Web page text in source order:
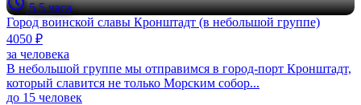
5.5 часа
Город воинской славы Кронштадт (в небольшой группе)
4050 ₽
за человека
В небольшой группе мы отправимся в город-порт Кронштадт,
который славится не только Морским собор...
до 15 человек